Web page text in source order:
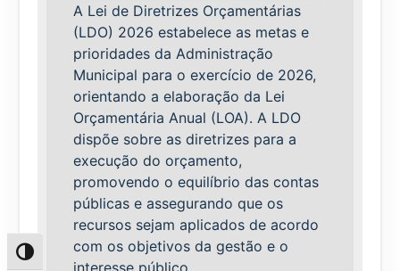
Alternar alto contraste
A Lei de Diretrizes Orçamentárias
(LDO) 2026 estabelece as metas e
prioridades da Administração
Municipal para o exercício de 2026,
orientando a elaboração da Lei
Orçamentária Anual (LOA). A LDO
dispõe sobre as diretrizes para a
execução do orçamento,
promovendo o equilíbrio das contas
públicas e assegurando que os
recursos sejam aplicados de acordo
com os objetivos da gestão e o
interesse público.